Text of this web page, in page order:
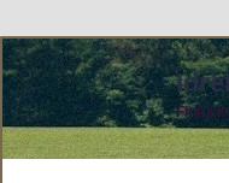
Finn